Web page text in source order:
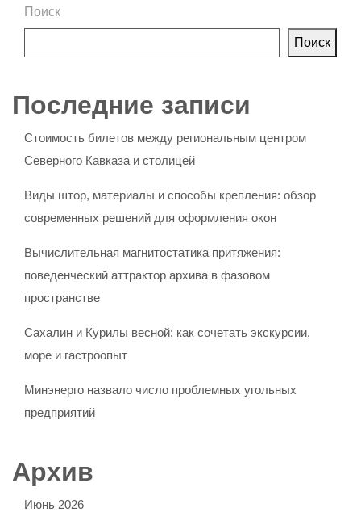
Поиск
Поиск
Последние записи
Стоимость билетов между региональным центром
Северного Кавказа и столицей
Виды штор, материалы и способы крепления: обзор
современных решений для оформления окон
Вычислительная магнитостатика притяжения:
поведенческий аттрактор архива в фазовом
пространстве
Сахалин и Курилы весной: как сочетать экскурсии,
море и гастроопыт
Минэнерго назвало число проблемных угольных
предприятий
Архив
Июнь 2026